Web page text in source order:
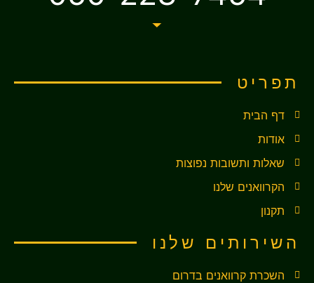
תפריט
דף הבית
אודות
שאלות ותשובות נפוצות
הקרוואנים שלנו
תקנון
השירותים שלנו
השכרת קרוואנים בדרום